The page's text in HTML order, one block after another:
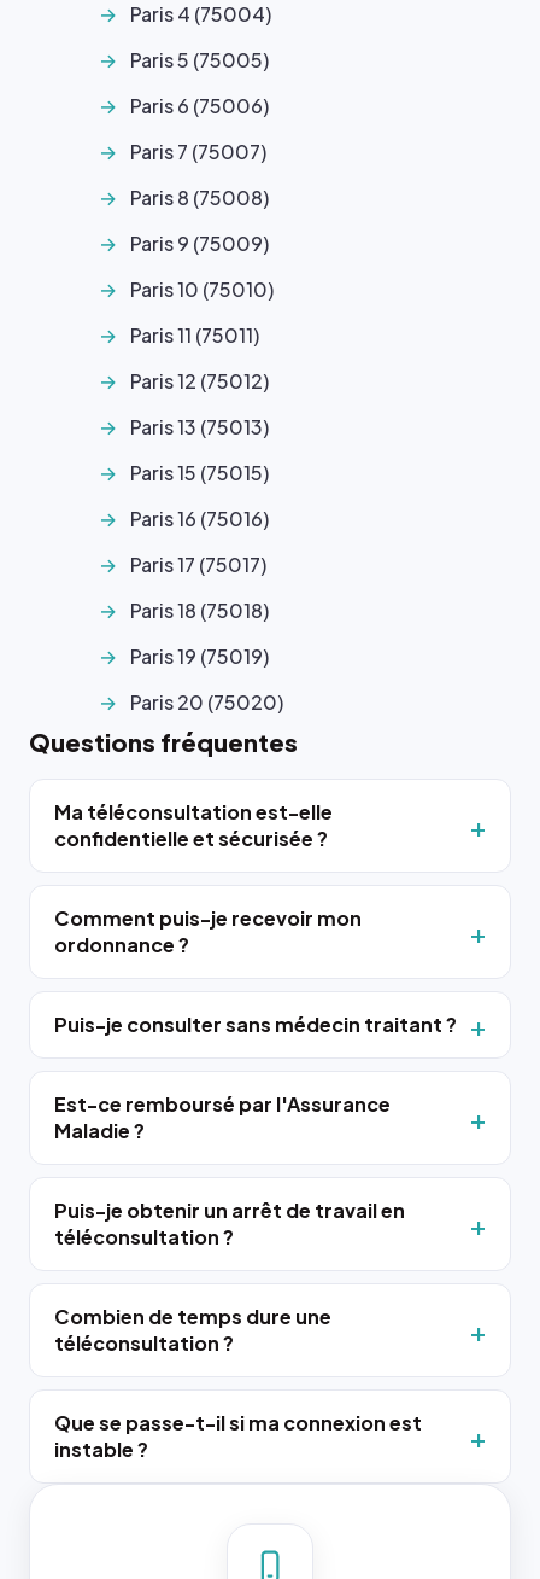
Paris 4 (75004)
Paris 5 (75005)
Paris 6 (75006)
Paris 7 (75007)
Paris 8 (75008)
Paris 9 (75009)
Paris 10 (75010)
Paris 11 (75011)
Paris 12 (75012)
Paris 13 (75013)
Paris 15 (75015)
Paris 16 (75016)
Paris 17 (75017)
Paris 18 (75018)
Paris 19 (75019)
Paris 20 (75020)
Questions fréquentes
Ma téléconsultation est-elle
confidentielle et sécurisée ?
Comment puis-je recevoir mon
ordonnance ?
Puis-je consulter sans médecin traitant ?
Est-ce remboursé par l'Assurance
Maladie ?
Puis-je obtenir un arrêt de travail en
téléconsultation ?
Combien de temps dure une
téléconsultation ?
Que se passe-t-il si ma connexion est
instable ?